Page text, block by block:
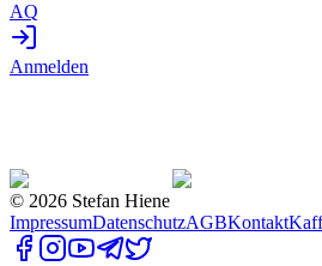
AQ
Anmelden
© 2026 Stefan Hiene
ImpressumDatenschutzAGBKontakt